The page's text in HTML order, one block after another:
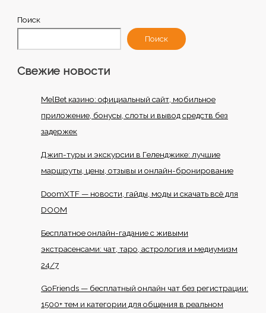
Поиск
Поиск
Свежие новости
MelBet казино: официальный сайт, мобильное
приложение, бонусы, слоты и вывод средств без
задержек
Джип-туры и экскурсии в Геленджике: лучшие
маршруты, цены, отзывы и онлайн-бронирование
DoomXTF — новости, гайды, моды и скачать всё для
DOOM
Бесплатное онлайн-гадание с живыми
экстрасенсами: чат, таро, астрология и медиумизм
24/7
GoFriends — бесплатный онлайн чат без регистрации:
1500+ тем и категории для общения в реальном